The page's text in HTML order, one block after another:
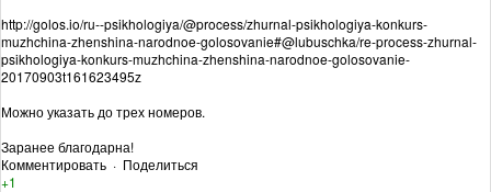
http://golos.io/ru--psikhologiya/@process/zhurnal-psikhologiya-konkurs-
muzhchina-zhenshina-narodnoe-golosovanie#@lubuschka/re-process-zhurnal-
psikhologiya-konkurs-muzhchina-zhenshina-narodnoe-golosovanie-
20170903t161623495z
Можно указать до трех номеров.
Заранее благодарна!
Комментировать · Поделиться
+1